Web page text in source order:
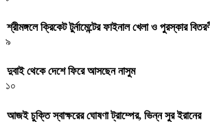
শ্রীমঙ্গলে ক্রিকেট টুর্নামেন্টের ফাইনাল খেলা ও পুরস্কার
৯
দুবাই থেকে দেশে ফিরে আসছেন নাসুম
১০
আজই চুক্তি স্বাক্ষরের ঘোষণা ট্রাম্পের, ভিন্ন সুর ইরানের